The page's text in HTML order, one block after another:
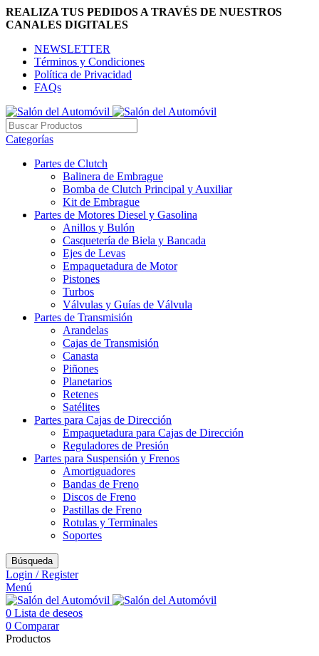
REALIZA TUS PEDIDOS A TRAVÉS DE NUESTROS
CANALES DIGITALES
NEWSLETTER
Términos y Condiciones
Política de Privacidad
FAQs
Categorías
Partes de Clutch
Balinera de Embrague
Bomba de Clutch Principal y Auxiliar
Kit de Embrague
Partes de Motores Diesel y Gasolina
Anillos y Bulón
Casquetería de Biela y Bancada
Ejes de Levas
Empaquetadura de Motor
Pistones
Turbos
Válvulas y Guías de Válvula
Partes de Transmisión
Arandelas
Cajas de Transmisión
Canasta
Piñones
Planetarios
Retenes
Satélites
Partes para Cajas de Dirección
Empaquetadura para Cajas de Dirección
Reguladores de Presión
Partes para Suspensión y Frenos
Amortiguadores
Bandas de Freno
Discos de Freno
Pastillas de Freno
Rotulas y Terminales
Soportes
Búsqueda
Login / Register
Menú
0 Lista de deseos
0 Comparar
Productos